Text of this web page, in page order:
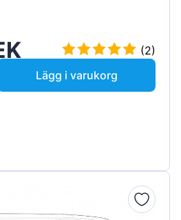
(2)
Lägg i varukorg